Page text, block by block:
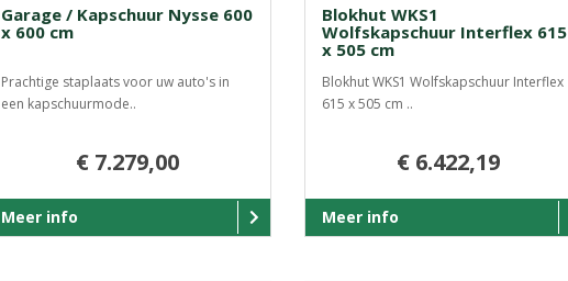
Garage / Kapschuur Nysse 600
x 600 cm
Prachtige staplaats voor uw auto's in
een kapschuurmode..
€ 7.279,00
Meer info
Blokhut WKS1
Wolfskapschuur Interflex 615
x 505 cm
Blokhut WKS1 Wolfskapschuur Interflex
615 x 505 cm ..
€ 6.422,19
Meer info